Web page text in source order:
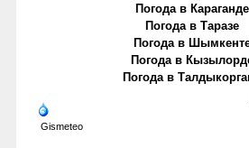
Погода в Караганде
Погода в Таразе
Погода в
Погода в
Погода в
Gismeteo